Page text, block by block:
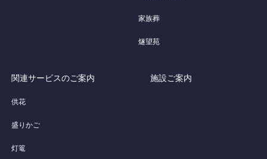
家族葬
燧望苑
関連サービスのご案内
供花
盛りかご
灯篭
施設ご案内